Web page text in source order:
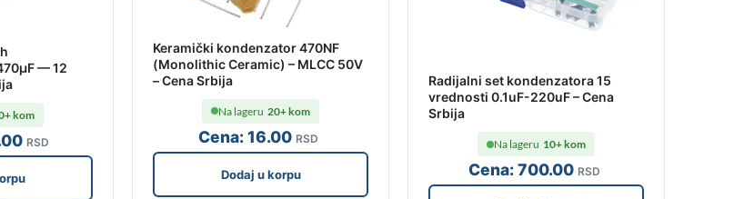
— 12
RSD
kom
Keramički kondenzator 470NF
(Monolithic Ceramic) – MLCC 50V
– Cena Srbija
Cena:16.00 RSD
Na lageru 20+ kom
Dodaj u korpu
Radijalni set kondenzatora 15
vrednosti 0.1uF-220uF – Cena
Srbija
Cena:700.00 RSD
Na lageru 10+ kom